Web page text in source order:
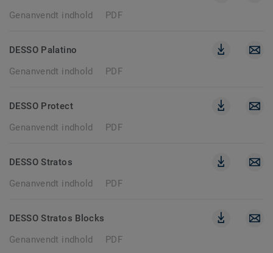
Genanvendt indhold
PDF
DESSO Palatino
Genanvendt indhold
PDF
DESSO Protect
Genanvendt indhold
PDF
DESSO Stratos
Genanvendt indhold
PDF
DESSO Stratos Blocks
Genanvendt indhold
PDF